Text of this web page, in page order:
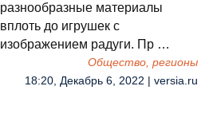
разнообразные материалы
вплоть до игрушек с
изображением радуги. Пр …
Общество, регионы
18:20, Декабрь 6, 2022 | versia.ru